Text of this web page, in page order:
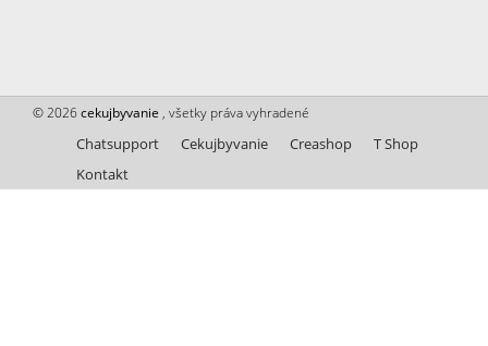
© 2026cekujbyvanie , všetky práva vyhradené
Chatsupport Cekujbyvanie Creashop
T Shop
Kontakt